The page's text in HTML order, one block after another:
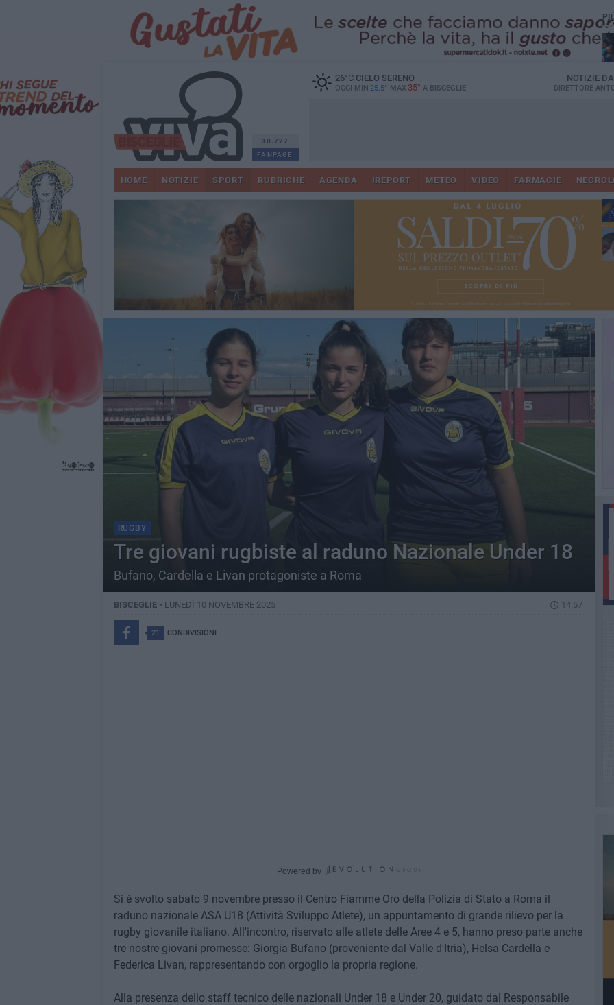
30.727
FANPAGE
26°CCIELO SERENO
OGGI MIN 25.5° MAX 35° A BISCEGLIE
NOTIZIE
DIRETTORE
HOME NOTIZIE SPORT RUBRICHE AGENDA IREPORT METEO VIDEO FARMACIE
RUGBY
Tre giovani rugbiste al raduno Nazionale Under 18
Bufano, Cardella e Livan protagoniste a Roma
BISCEGLIE - LUNEDÌ 10 NOVEMBRE 2025 14.57
21 CONDIVISIONI
Powered by
Si è svolto sabato 9 novembre presso il Centro Fiamme Oro della Polizia di Stato a Roma il
raduno nazionale ASA U18 (Attività Sviluppo Atlete), un appuntamento di grande rilievo per la
rugby giovanile italiano. All'incontro, riservato alle atlete delle Aree 4 e 5, hanno preso parte anche
tre nostre giovani promesse: Giorgia Bufano (proveniente dal Valle d'Itria), Helsa Cardella e
Federica Livan, rappresentando con orgoglio la propria regione.
Alla presenza dello staff tecnico delle nazionali Under 18 e Under 20, guidato dal Responsabile